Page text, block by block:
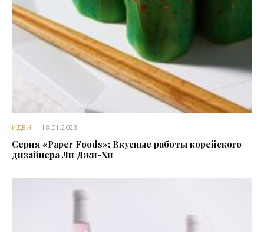
ИДЕИ · 18.01.2023
Серия «Paper Foods»: Вкусные работы корейского
дизайнера Ли Джи-Хи